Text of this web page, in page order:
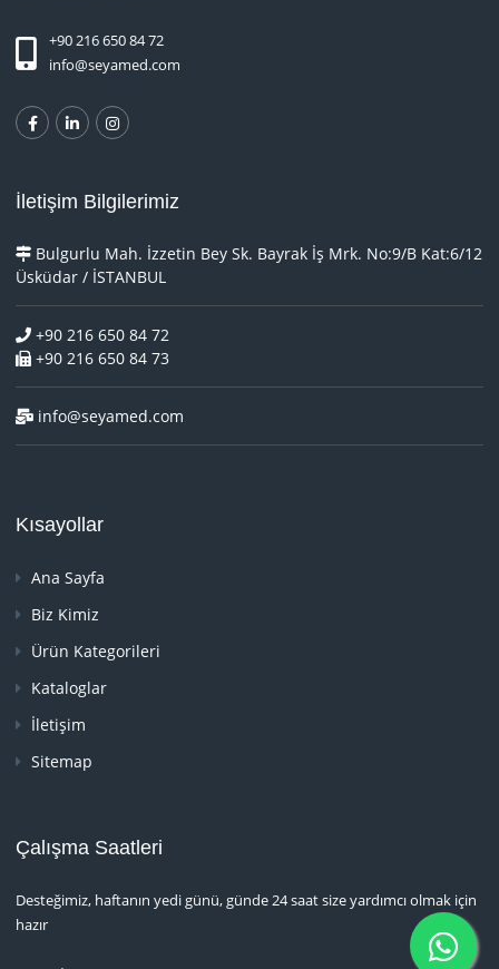
+90 216 650 84 72
info@seyamed.com
İletişim Bilgilerimiz
Bulgurlu Mah. İzzetin Bey Sk. Bayrak İş Mrk. No:9/B Kat:6/12
Üsküdar / İSTANBUL
+90 216 650 84 72
+90 216 650 84 73
info@seyamed.com
Kısayollar
Ana Sayfa
Biz Kimiz
Ürün Kategorileri
Kataloglar
İletişim
Sitemap
Çalışma Saatleri
Desteğimiz, haftanın yedi günü, günde 24 saat size yardımcı olmak için
hazır